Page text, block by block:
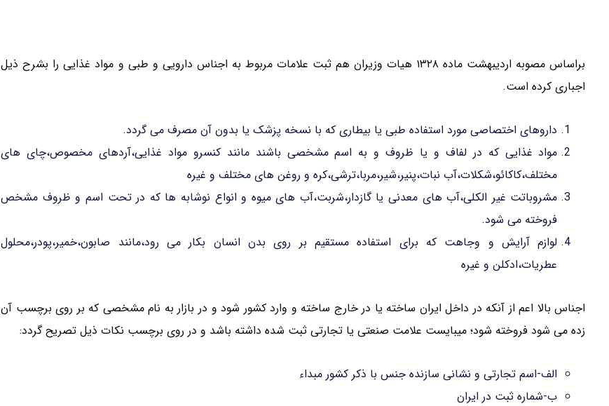
براساس مصوبه اردیبهشت ماده ۱۳۲۸ هیات وزیران هم ثبت علامات مربوط به اجناس دارویی و طبی و مواد غذایی را بشرح ذیل
اجباری کرده است.
داروهای اختصاصی مورد استفاده طبی یا بیطاری که با نسخه پزشک یا بدون آن مصرف می گردد.
مواد غذایی که در لفاف و یا ظروف و به اسم مشخصی باشند مانند کنسرو مواد غذایی،آردهای مخصوص،چای های
مختلف،کاکائو،شکلات،آب نبات،پنیر،شیر،مربا،ترشی،کره و روغن های مختلف و غیره
مشروباتت غیر الکلی،آب های معدنی یا گازدار،شربت،آب های میوه و انواع نوشابه ها که در تحت اسم و ظروف مشخص
فروخته می شود.
لوازم آرایش و وجاهت که برای استفاده مستقیم بر روی بدن انسان بکار می رود،مانند صابون،خمیر،پودر،محلول
عطریات،ادکلن و غیره
اجناس بالا اعم از آنکه در داخل ایران ساخته یا در خارج ساخته و وارد کشور شود و در بازار به نام مشخصی که بر روی برچسب آن
زده می شود فروخته شود؛ میبایست علامت صنعتی یا تجارتی ثبت شده داشته باشد و در روی برچسب نکات ذیل تصریح گردد:
الف-اسم تجارتی و نشانی سازنده جنس با ذکر کشور مبداء
ب-شماره ثبت در ایران